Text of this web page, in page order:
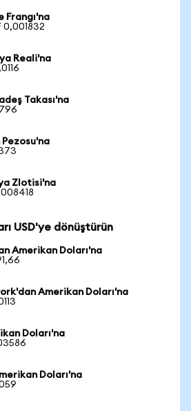
Frangı'na
0,001832
Reali'na
Takası'na
Zlotisi'na
USD'ye dönüştürün
Amerikan Doları'na
Amerikan Doları'na
Doları'na
Doları'na